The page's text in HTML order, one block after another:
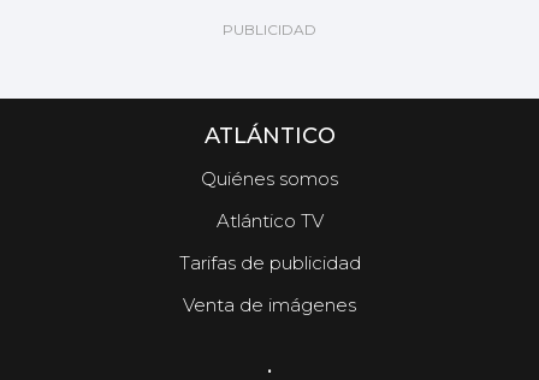
ATLÁNTICO
Quiénes somos
Atlántico TV
Tarifas de publicidad
Venta de imágenes
.